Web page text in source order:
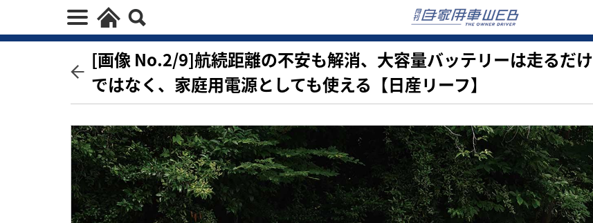
[画像 No.2/9]航続距離の不安も解消、大容量バッテリーは走るだけ
ではなく、家庭用電源としても使える【日産リーフ】